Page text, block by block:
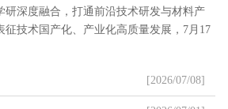
研深度融合，打通前沿技术研发与材料产
技术国产化、产业化高质量发展，7月17
举办的技术交流研讨会在郭可信材料表
[2026/07/08]